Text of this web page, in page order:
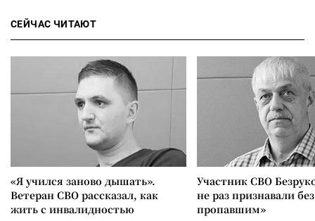
СЕЙЧАС ЧИТАЮТ
«Я учился заново дышать».
Ветеран СВО рассказал, как
жить с инвалидностью
Участник СВО
не раз признавали
пропавшим»